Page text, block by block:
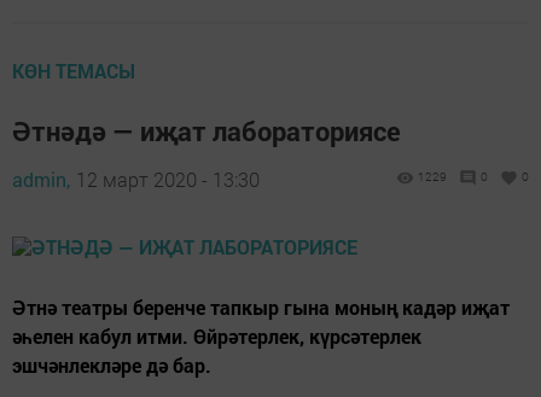
КӨН ТЕМАСЫ
Әтнәдә — иҗат лабораториясе
admin, 12 март 2020 - 13:30 1229 0 0
Әтнә театры беренче тапкыр гына моның кадәр иҗат
әһелен кабул итми. Өйрәтерлек, күрсәтерлек
эшчәнлекләре дә бар.